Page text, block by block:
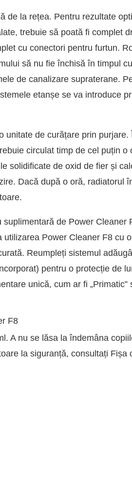
de la rețea. Pentru rezultate
trebuie să poată fi complet
cu conectori pentru furtun.
să nu fie închisă în timpul
de canalizare supraterane.
etanșe se va introduce
de curățare prin
circulat timp de cel puțin
solidificate de oxid de fier și
Dacă după o oră, radiatorul
de Power Cleaner
Power Cleaner F8 cu
Reumpleți sistemul
pentru o protecție de
unică, cum ar fi
F8
A nu se lăsa la îndemâna
la siguranță, consultați Fișa